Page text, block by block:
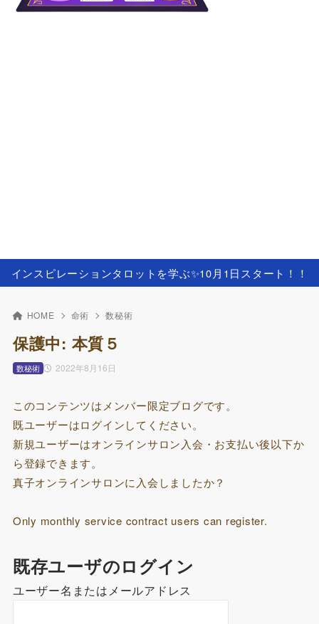
インスピレーションタロットを学ぶ✨️10月1日スタート！！
HOME 命術 数秘術
保護中: 本質５
2022年8月16日
数秘術
このコンテンツはメンバー限定ブログです。
既ユーザーはログインしてください。
新規ユーザーはオンラインサロン入会・お支払い後以下か
ら登録できます。
真子オンラインサロンに入会しましたか？
Only monthly service contract users can register.
既存ユーザのログイン
ユーザー名またはメールアドレス